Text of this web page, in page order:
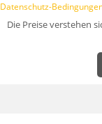
Datenschutz-
Die Preise verstehen